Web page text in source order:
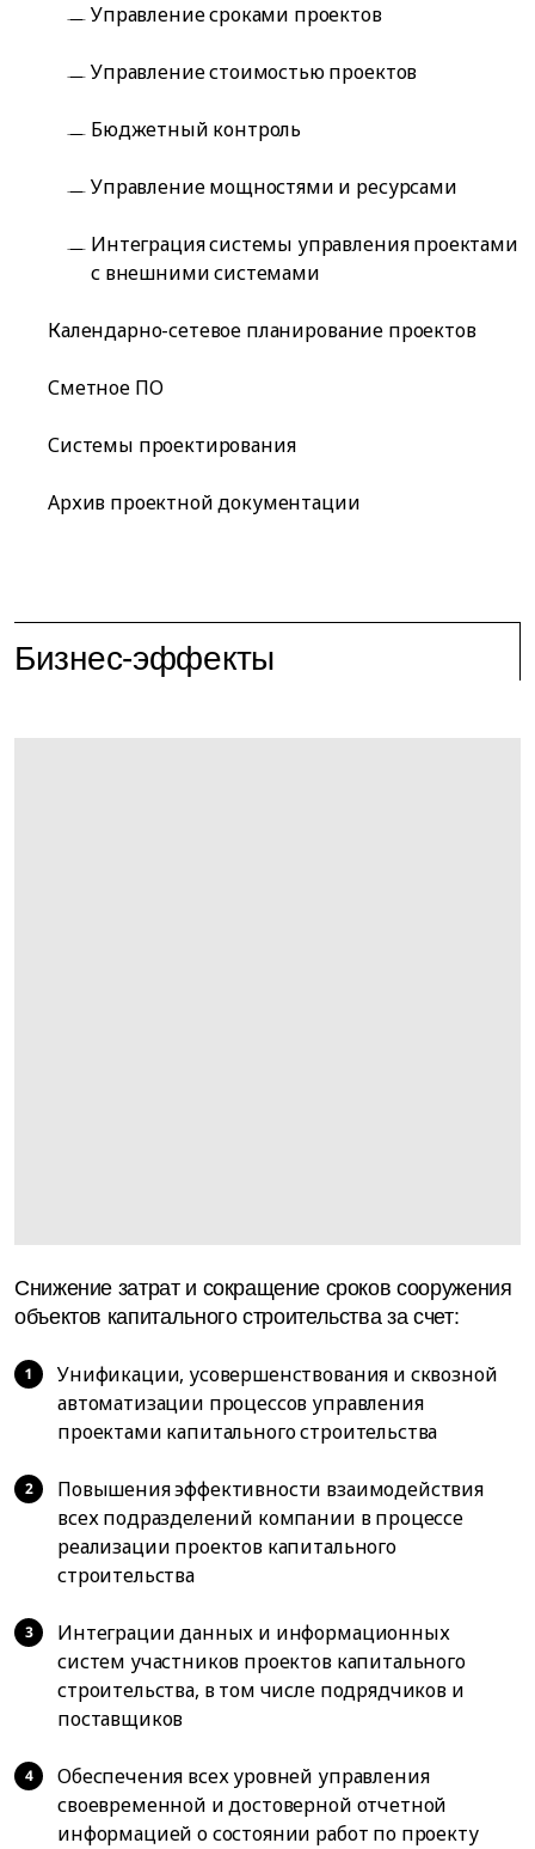
Управление сроками проектов
Управление стоимостью проектов
Бюджетный контроль
Управление мощностями и ресурсами
Интеграция системы управления проектами
с внешними системами
Календарно-сетевое планирование проектов
Сметное ПО
Системы проектирования
Архив проектной документации
Бизнес-эффекты
Снижение затрат и сокращение сроков сооружения
объектов капитального строительства за счет:
Унификации, усовершенствования и сквозной
автоматизации процессов управления
проектами капитального строительства
Повышения эффективности взаимодействия
всех подразделений компании в процессе
реализации проектов капитального
строительства
Интеграции данных и информационных
систем участников проектов капитального
строительства, в том числе подрядчиков и
поставщиков
Обеспечения всех уровней управления
своевременной и достоверной отчетной
информацией о состоянии работ по проекту